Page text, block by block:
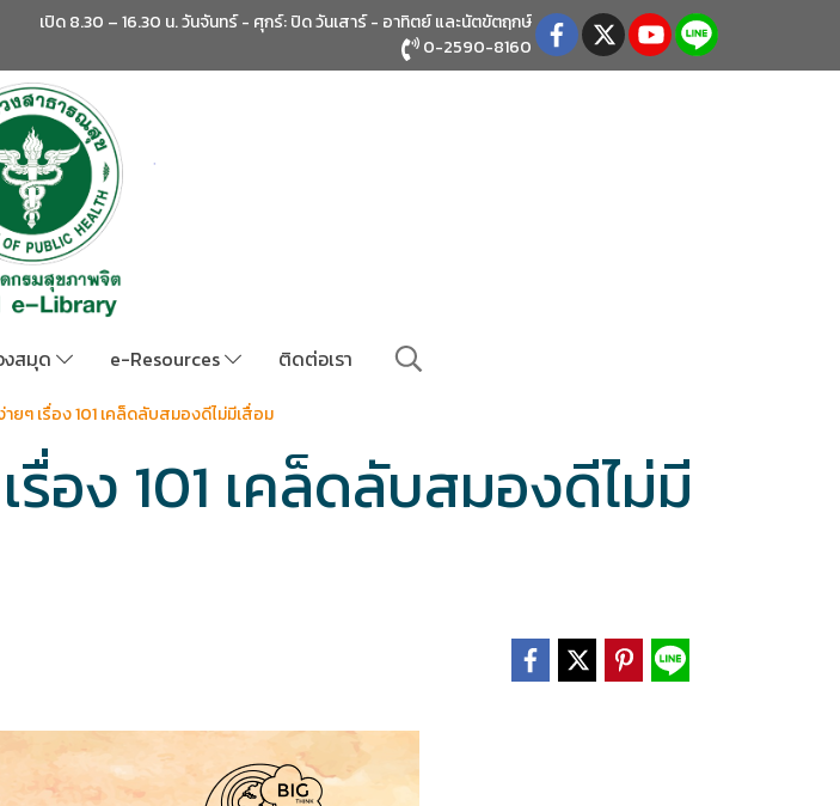
เปิด 8.30 – 16.30 น. วันจันทร์ - ศุกร์: ปิด วันเสาร์ - อาทิตย์และนัตขัตฤกษ์
0-2590-8160
งสมุด e-Resources ติดต่อเรา
ยๆ เรื่อง 101 เคล็ดลับสมองดีไม่มีเสื่อม
อง 101 เคล็ดลับสมองดีไม่มี